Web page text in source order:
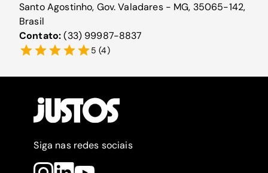
Santo Agostinho, Gov. Valadares - MG, 35065-142,
Brasil
Contato:(33) 99987-8837
5 (4)
Siga nas redes sociais